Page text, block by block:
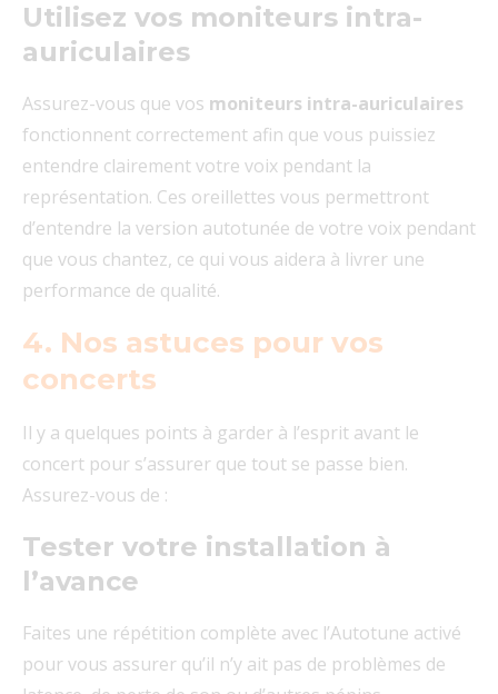
Utilisez vos moniteurs intra-
auriculaires
Assurez-vous que vos moniteurs intra-auriculaires
fonctionnent correctement afin que vous puissiez
entendre clairement votre voix pendant la
représentation. Ces oreillettes vous permettront
d’entendre la version autotunée de votre voix pendant
que vous chantez, ce qui vous aidera à livrer une
performance de qualité.
4. Nos astuces pour vos
concerts
Il y a quelques points à garder à l’esprit avant le
concert pour s’assurer que tout se passe bien.
Assurez-vous de :
Tester votre installation à
l’avance
Faites une répétition complète avec l’Autotune activé
pour vous assurer qu’il n’y ait pas de problèmes de